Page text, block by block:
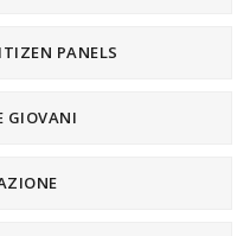
PANELS
GIOVANI